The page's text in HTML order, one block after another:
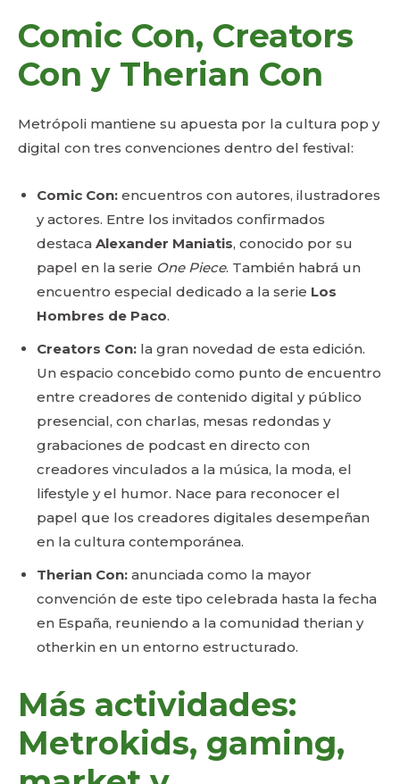
Comic Con, Creators
Con y Therian Con
Metrópoli mantiene su apuesta por la cultura pop y
digital con tres convenciones dentro del festival:
Comic Con: encuentros con autores, ilustradores
y actores. Entre los invitados confirmados
destaca Alexander Maniatis, conocido por su
papel en la serie One Piece. También habrá un
encuentro especial dedicado a la serie Los
Hombres de Paco.
Creators Con: la gran novedad de esta edición.
Un espacio concebido como punto de encuentro
entre creadores de contenido digital y público
presencial, con charlas, mesas redondas y
grabaciones de podcast en directo con
creadores vinculados a la música, la moda, el
lifestyle y el humor. Nace para reconocer el
papel que los creadores digitales desempeñan
en la cultura contemporánea.
Therian Con: anunciada como la mayor
convención de este tipo celebrada hasta la fecha
en España, reuniendo a la comunidad therian y
otherkin en un entorno estructurado.
Más actividades:
Metrokids, gaming,